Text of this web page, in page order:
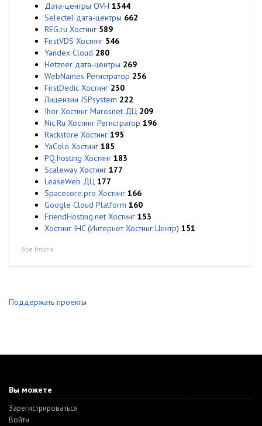
Дата-центры OVH 1344
Selectel дата-центры 662
REG.ru Хостинг 589
FirstVDS Хостинг 546
Yandex Cloud 280
Hetzner дата-центры 269
WebNames Регистратор 256
FirstDedic Хостинг 230
Лицензии ISPsystem 222
Ihor Хостинг Marosnet ДЦ 209
Nic.Ru Хостинг Регистратор 196
Rackstore Хостинг 195
YaColo Хостинг 185
PQ.hosting Хостинг 183
Scaleway Хостинг 177
LeaseWeb ДЦ 177
Spacecore.pro Хостинг 166
Google Cloud Platform 160
FriendHosting.net Хостинг 153
Хостинг IHC (Интернет Хостинг Центр) 151
Все блоги
Поддержать проекты
Вы можете
Зарегистрироваться
Войти